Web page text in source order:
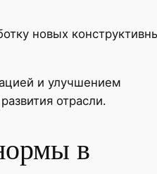
новых
и улучшением
отрасли.
в